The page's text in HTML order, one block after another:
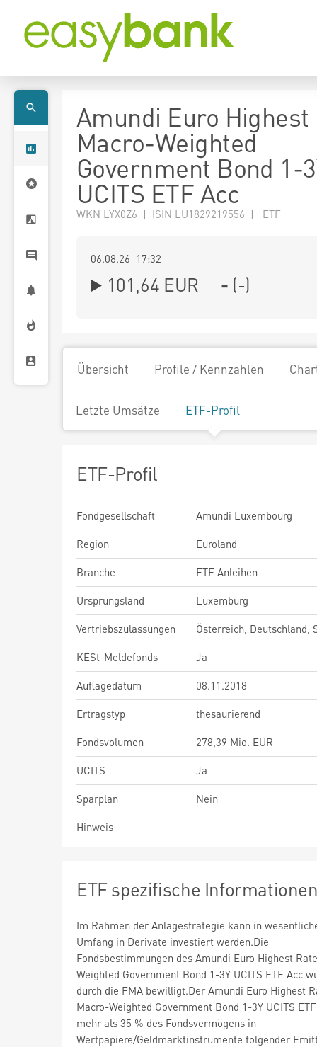
Amundi Euro Highest
Macro-Weighted
Government Bond 1-
UCITS ETF Acc
WKN LYX0Z6 | ISIN LU1829219556 | ETF
06.08.26 17:32
101,64 EUR - (-)
Übersicht Profile / Kennzahlen
Letzte Umsätze ETF-Profil
ETF-Profil
Fondgesellschaft
Amundi Luxembourg
Region
Euroland
Branche
ETF Anleihen
Ursprungsland
Luxemburg
Vertriebszulassungen
Österreich, Deutschland,
KESt-Meldefonds
Ja
Auflagedatum
08.11.2018
Ertragstyp
thesaurierend
Fondsvolumen
278,39 Mio. EUR
UCITS
Ja
Sparplan
Nein
Hinweis
-
ETF spezifische
Im Rahmen der Anlagestrategie kann in
Umfang in Derivate investiert werden.Die
Fondsbestimmungen des Amundi Euro Highest
Weighted Government Bond 1-3Y UCITS ETF Acc
durch die FMA bewilligt.Der Amundi Euro Highest
Macro-Weighted Government Bond 1-3Y UCITS
mehr als 35 % des Fondsvermögens in
Wertpapiere/Geldmarktinstrumente folgender